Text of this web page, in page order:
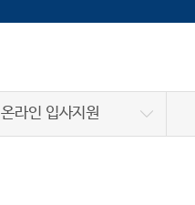
온라인 입사지원